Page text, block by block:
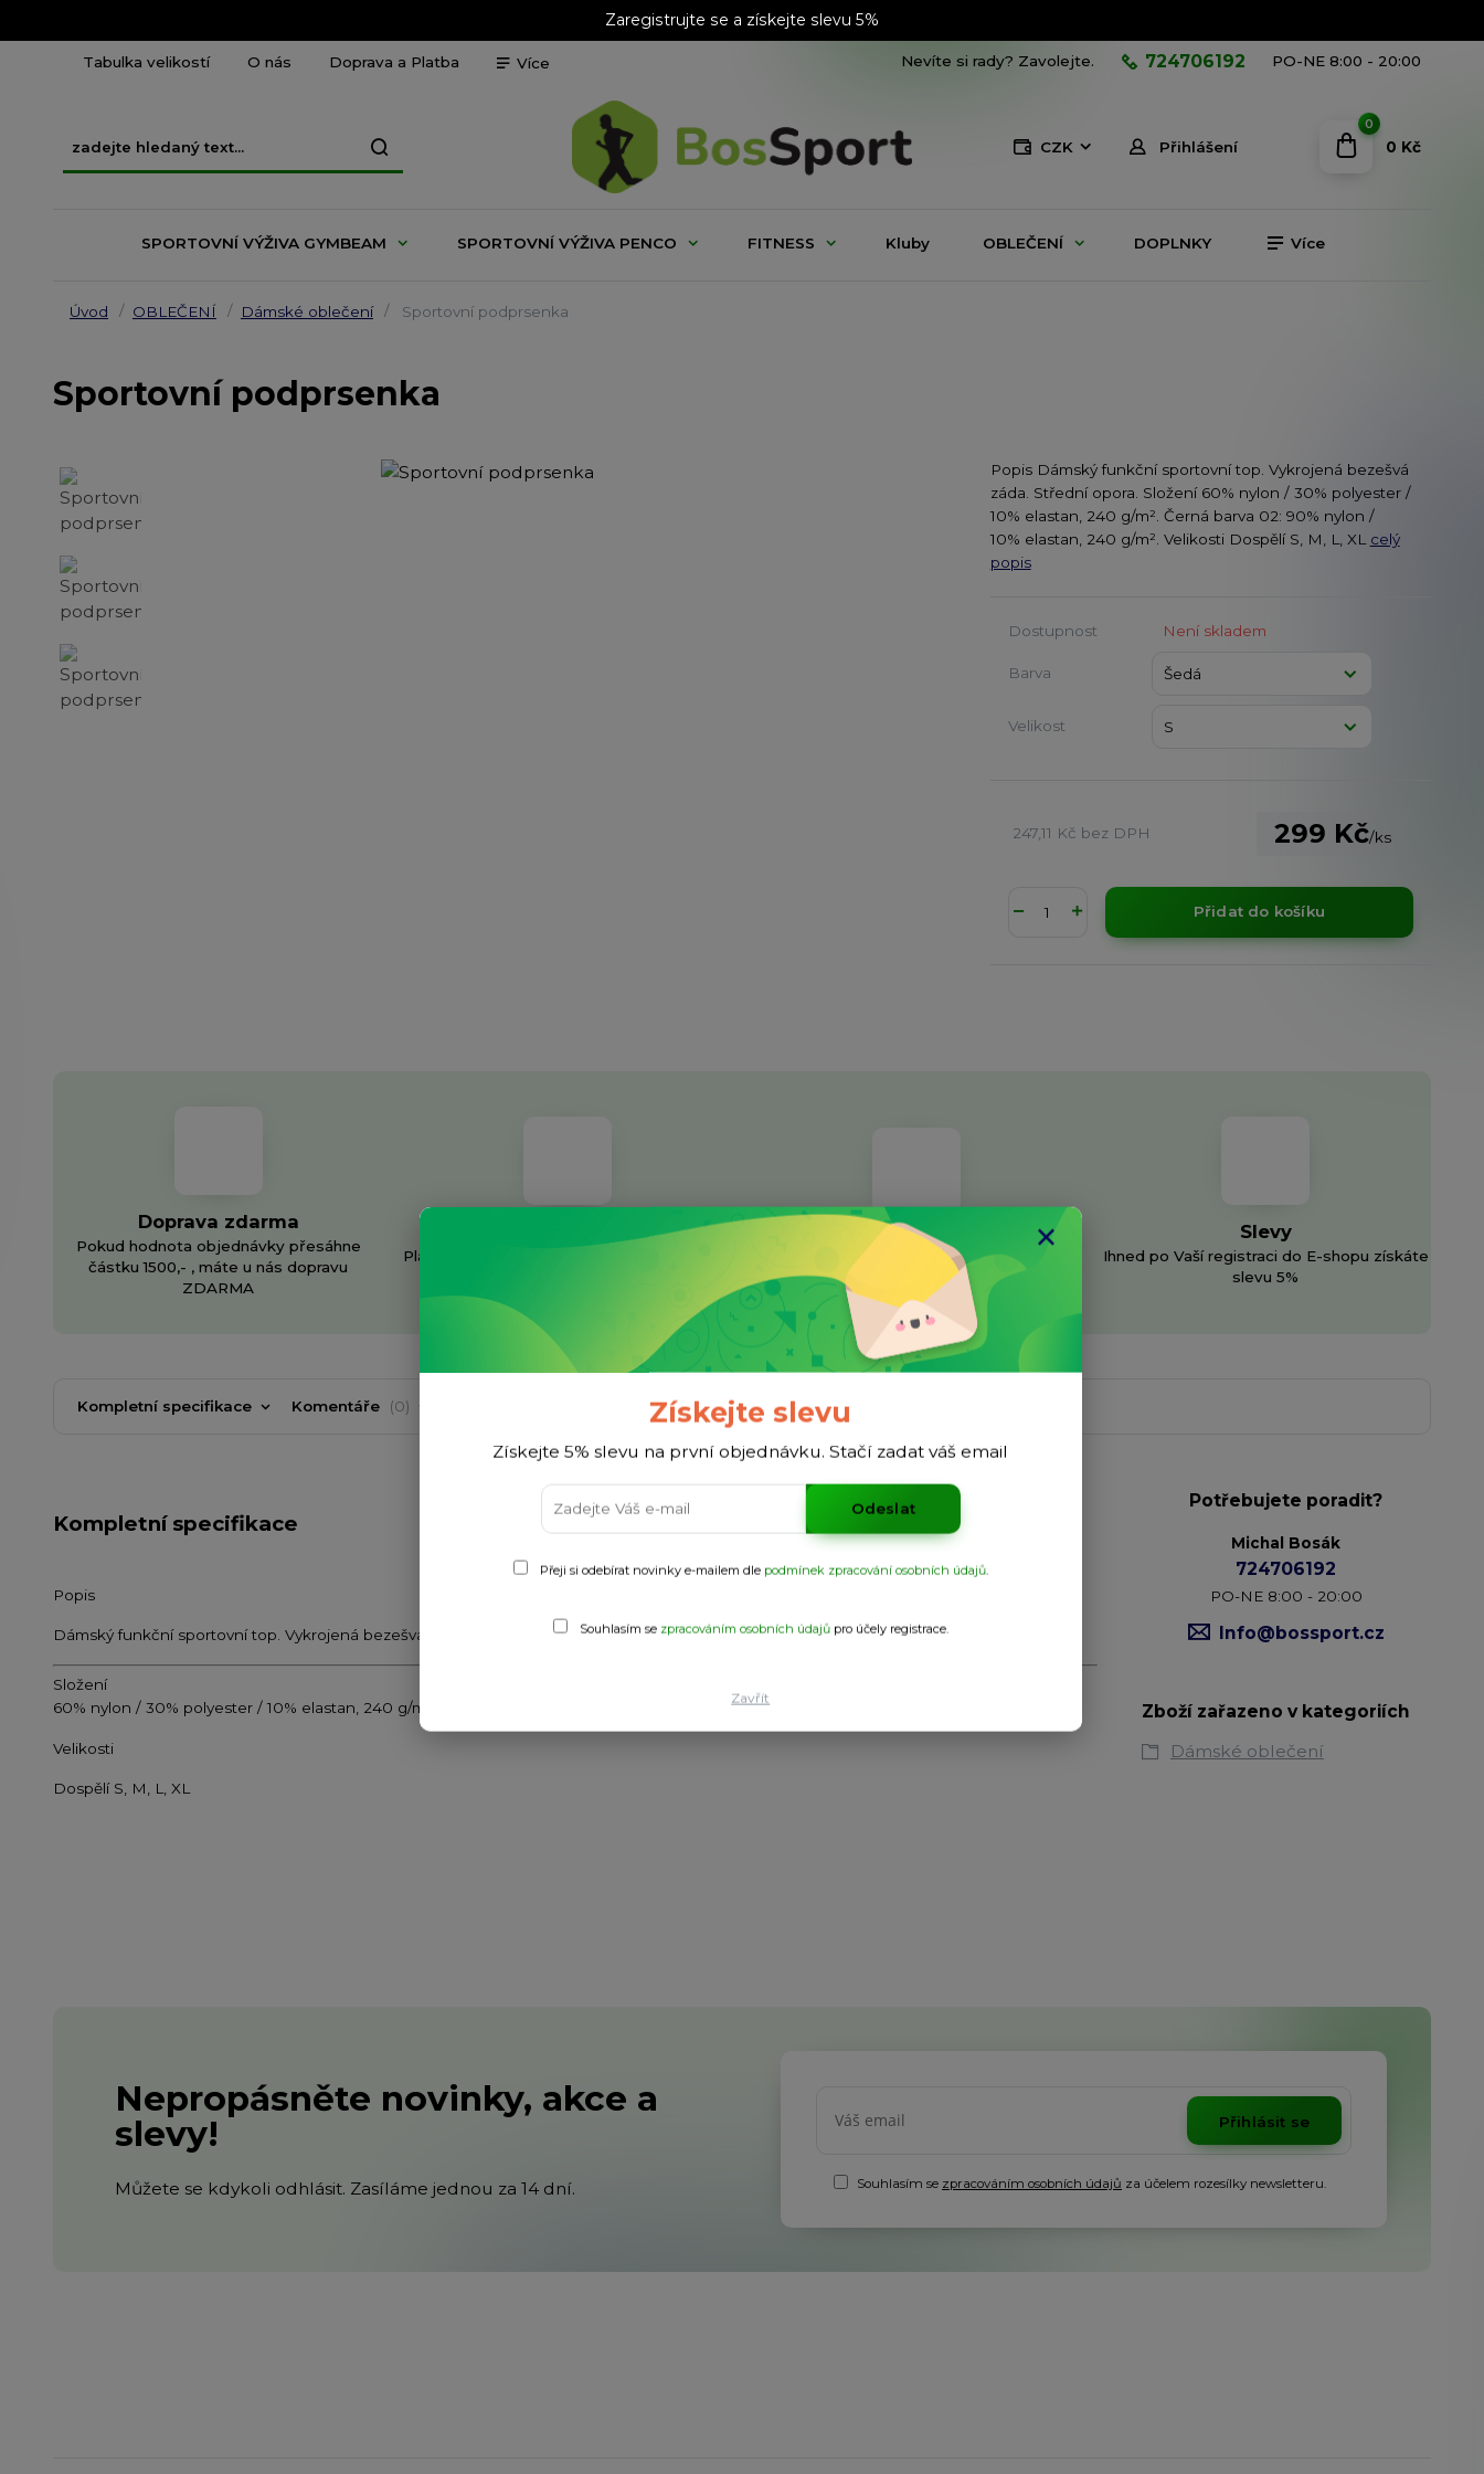
Zaregistrujte se a získejte slevu 5%
Tabulka velikostí O nás Doprava a Platba Více
CZK Přihlášení
Nevíte si rady? Zavolejte. 724706192 PO-NE 8:00 - 20:00
0
0 Kč
SPORTOVNÍ VÝŽIVA GYMBEAM SPORTOVNÍ VÝŽIVA PENCO FITNESS Kluby OBLEČENÍ DOPLNKY Více
Úvod OBLEČENÍ Dámské oblečení Sportovní podprsenka
Sportovní podprsenka
Popis Dámský funkční sportovní top. Vykrojená bezešvá
záda. Střední opora. Složení 60% nylon / 30% polyester /
10% elastan, 240 g/m². Černá barva 02: 90% nylon /
10% elastan, 240 g/m². Velikosti Dospělí S, M, L, XL celý
popis
Dostupnost Není skladem
Barva
Velikost
299 Kč/ks
247,11 Kč bez DPH
Přidat do košíku
Doprava zdarma
Pokud hodnota objednávky přesáhne
částku 1500,- , máte u nás dopravu
ZDARMA
Individuální přístup
Plánujete větší nákup? Napište nám a třeba
Facebook
Jsme aktivní na sociélních sítí
Slevy
Ihned po Vaší registraci do E-shopu získáte
slevu 5%
Kompletní specifikace Komentáře 0
Kompletní specifikace
Popis
Dámský funkční sportovní top. Vykrojená bezešvá záda. Střední opora.
Složení
60% nylon / 30% polyester / 10% elastan, 240 g/m². Černá barva 02: 90% nylon / 10% elastan, 240 g/m².
Velikosti
Dospělí S, M, L, XL
Potřebujete poradit?
Michal Bosák
724706192
PO-NE 8:00 - 20:00
Info@bossport.cz
Zboží zařazeno v kategoriích
Dámské oblečení
Nepropásněte novinky, akce a
slevy!
Můžete se kdykoli odhlásit. Zasíláme jednou za 14 dní.
Přihlásit se
Souhlasím se zpracováním osobních údajů za účelem rozesílky newsletteru.
Získejte slevu
Získejte 5% slevu na první objednávku. Stačí zadat váš email
Odeslat
Přeji si odebírat novinky e-mailem dle podmínek zpracování osobních údajů.
Souhlasím se zpracováním osobních údajůpro účely registrace.
Zavřít